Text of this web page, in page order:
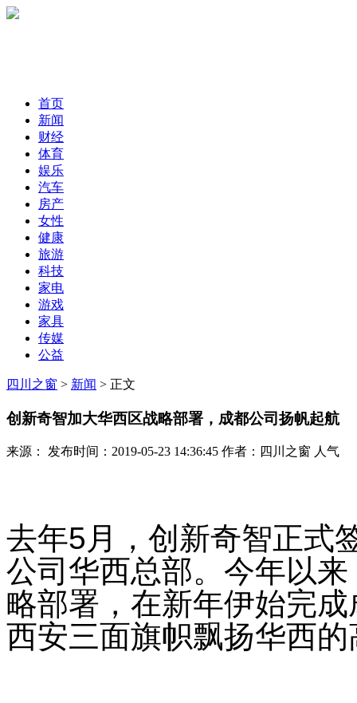
首页
新闻
财经
体育
娱乐
汽车
房产
女性
健康
旅游
科技
家电
游戏
家具
传媒
公益
四川之窗 > 新闻 > 正文
创新奇智加大华西区战略部署，成都公司扬帆起航
来源： 发布时间：2019-05-23 14:36:45 作者：四川之窗 人气
去年5 月，创新奇智正式
公司华西总部。今年以
略部署，在新年伊始完
西安三面旗帜飘扬华西